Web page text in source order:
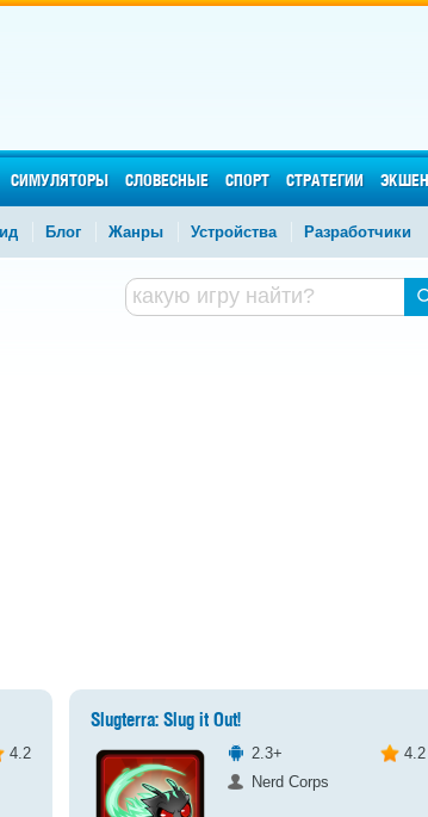
СИМУЛЯТОРЫ СЛОВЕСНЫЕ СПОРТ СТРАТЕГИИ ЭКШЕН
Блог Жанры Устройства Разработчики
4.2
Slugterra: Slug it Out!
2.3+
4.2
Nerd Corps